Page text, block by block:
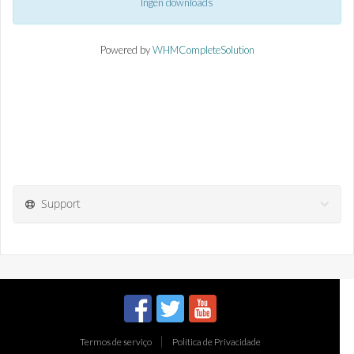
Powered byWHMCompleteSolution
Support
Termos de serviço Política de Privacidade